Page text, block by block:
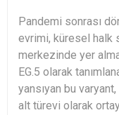
Pandemi sonrası
evrimi, küresel halk
merkezinde yer
EG.5 olarak
yansıyan bu
alt türevi olarak